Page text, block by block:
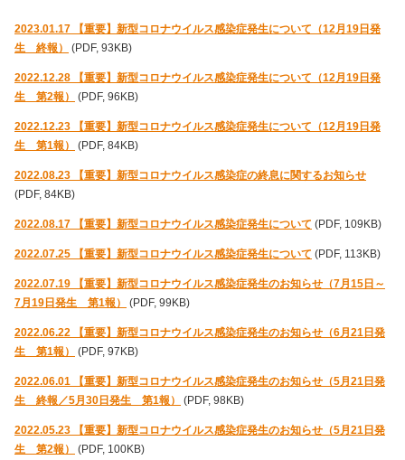
2023.01.17 【重要】新型コロナウイルス感染症発生について（12月19日発
生 終報）
(PDF, 93KB)
2022.12.28 【重要】新型コロナウイルス感染症発生について（12月19日発
生 第2報）
(PDF, 96KB)
2022.12.23 【重要】新型コロナウイルス感染症発生について（12月19日発
生 第1報）
(PDF, 84KB)
2022.08.23 【重要】新型コロナウイルス感染症の終息に関するお知らせ
(PDF, 84KB)
2022.08.17 【重要】新型コロナウイルス感染症発生について (PDF, 109KB)
2022.07.25 【重要】新型コロナウイルス感染症発生について (PDF, 113KB)
2022.07.19 【重要】新型コロナウイルス感染症発生のお知らせ（7月15日～
7月19日発生 第1報）
(PDF, 99KB)
2022.06.22 【重要】新型コロナウイルス感染症発生のお知らせ（6月21日発
生 第1報）
(PDF, 97KB)
2022.06.01 【重要】新型コロナウイルス感染症発生のお知らせ（5月21日発
生 終報／5月30日発生 第1報）
(PDF, 98KB)
2022.05.23 【重要】新型コロナウイルス感染症発生のお知らせ（5月21日発
生 第2報）
(PDF, 100KB)